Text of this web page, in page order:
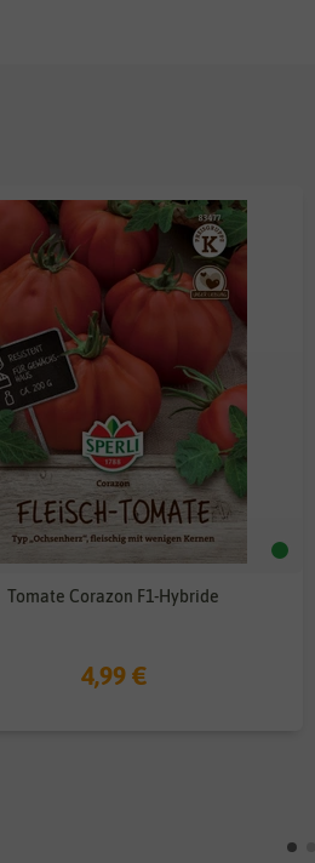
Tomate Corazon F1-Hybride
4,99 €